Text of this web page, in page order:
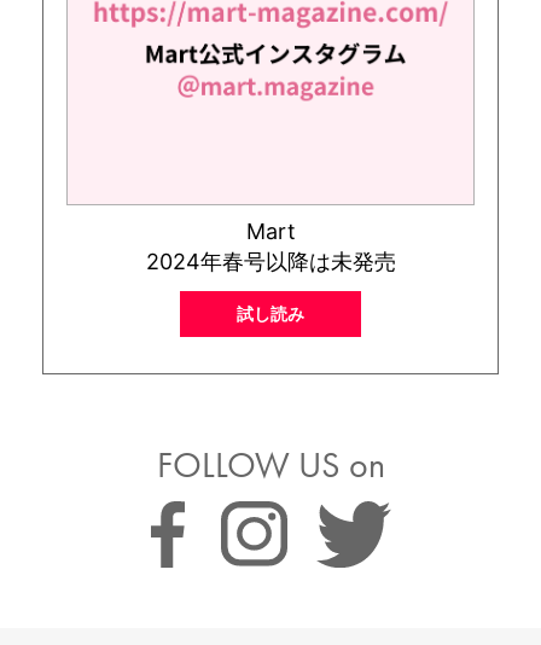
Mart
2024年春号以降は未発売
試し読み
FOLLOW US on